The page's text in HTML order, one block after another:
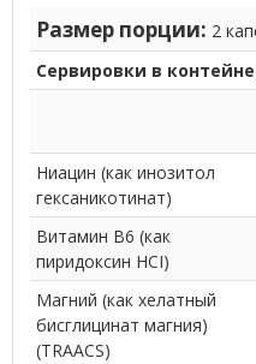
Размер порции: 2
Сервировки в
Ниацин (как инозитол
гексаникотинат)
Витамин В6 (как
пиридоксин HCI)
Магний (как хелатный
бисглицинат магния)
(TRAACS)